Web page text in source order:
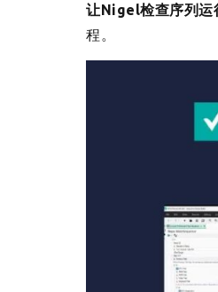
让Nigel检查序列运
程。